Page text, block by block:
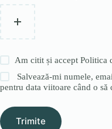
Am citit și acceptPolitica
Salvează-mi numele,
pentru data viitoare când o să
Trimite